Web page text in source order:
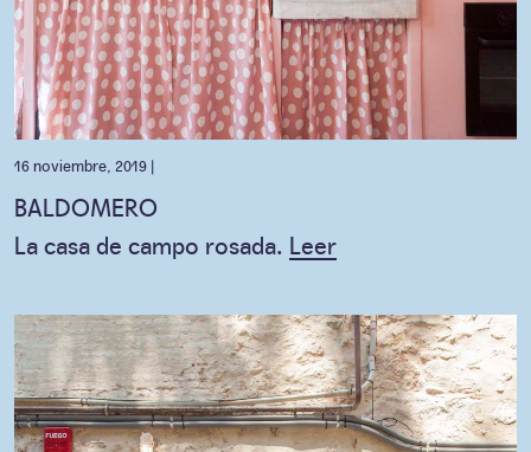
16 noviembre, 2019 |
BALDOMERO
La casa de campo rosada. Leer